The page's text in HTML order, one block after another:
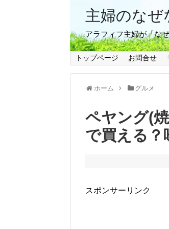
主婦のなぜ
アラフィフ主婦が「な
トップページ お問合せ
ホーム グルメ
ペヤング(
で買える？
スポンサーリンク